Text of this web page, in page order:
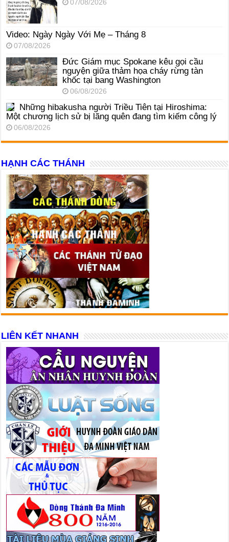
07/08/2026
Video: Ngày Ngày Với Mẹ – Tháng 8
07/08/2026
Đức Giám mục Spokane kêu gọi cầu
nguyện giữa thảm họa cháy rừng tàn
khốc tại bang Washington
06/08/2026
Những hibakusha người Triều Tiên tại Hiroshima:
Một chương lịch sử bị lãng quên đang tìm kiếm công lý
06/08/2026
HẠNH CÁC THÁNH
LIÊN KẾT NHANH